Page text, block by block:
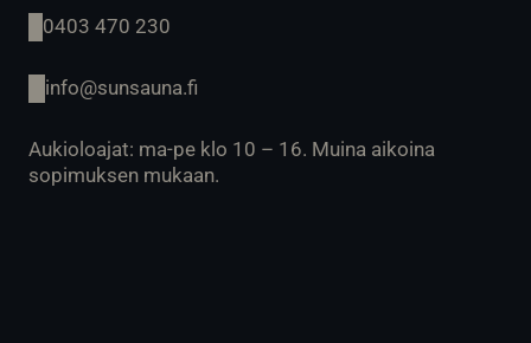
0403 470 230
info@sunsauna.fi
Aukioloajat: ma-pe klo 10 – 16. Muina aikoina
sopimuksen mukaan.